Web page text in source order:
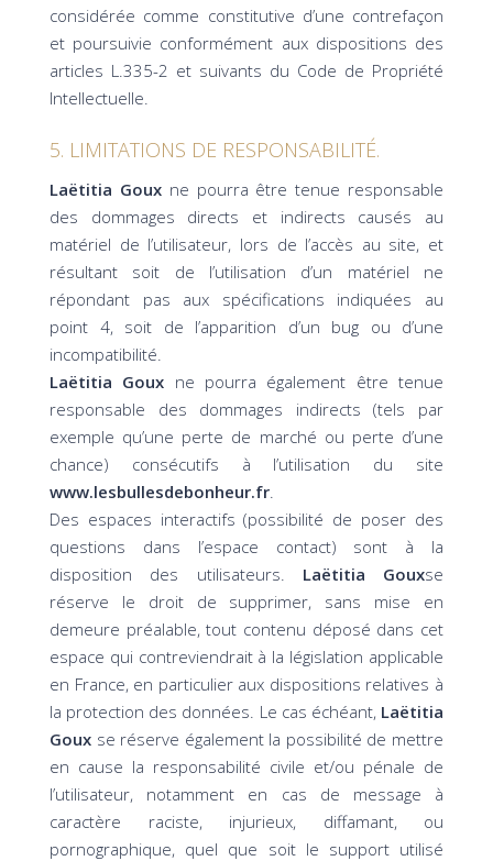
considérée comme constitutive d’une contrefaçon
et poursuivie conformément aux dispositions des
articles L.335-2 et suivants du Code de Propriété
Intellectuelle.
5. LIMITATIONS DE RESPONSABILITÉ.
Laëtitia Gouxne pourra être tenue responsable
des dommages directs et indirects causés au
matériel de l’utilisateur, lors de l’accès au site, et
résultant soit de l’utilisation d’un matériel ne
répondant pas aux spécifications indiquées au
point 4, soit de l’apparition d’un bug ou d’une
incompatibilité.
Laëtitia Goux ne pourra également être tenue
responsable des dommages indirects (tels par
exemple qu’une perte de marché ou perte d’une
chance) consécutifs à l’utilisation du site
www.lesbullesdebonheur.fr.
Des espaces interactifs (possibilité de poser des
questions dans l’espace contact) sont à la
disposition des utilisateurs. Laëtitia Gouxse
réserve le droit de supprimer, sans mise en
demeure préalable, tout contenu déposé dans cet
espace qui contreviendrait à la législation applicable
en France, en particulier aux dispositions relatives à
la protection des données. Le cas échéant, Laëtitia
Goux se réserve également la possibilité de mettre
en cause la responsabilité civile et/ou pénale de
l’utilisateur, notamment en cas de message à
caractère raciste, injurieux, diffamant, ou
pornographique, quel que soit le support utilisé